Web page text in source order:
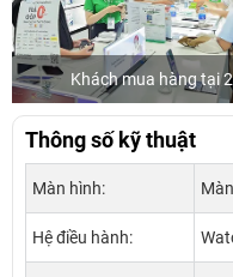
Khách mua hàng tại
Thông số kỹ thuật
Màn hình:
Hệ điều hành: